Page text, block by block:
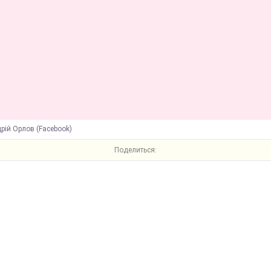
Орлов (Facebook)
Поделиться: